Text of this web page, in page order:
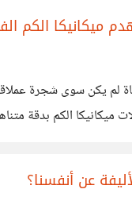
ميكانيكا الكم
لم يكن سوى شجرة
ميكانيكا الكم
عن أنفسنا؟